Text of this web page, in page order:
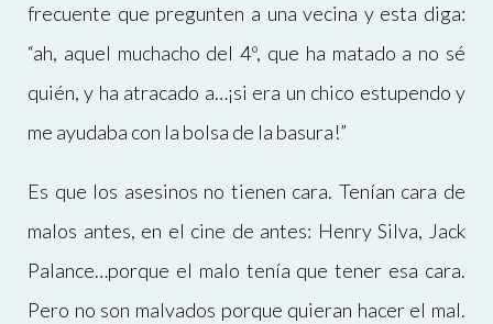
frecuente que pregunten a una vecina y esta diga:
“ah, aquel muchacho del 4º, que ha matado a no sé
quién, y ha atracado a…¡si era un chico estupendo y
me ayudaba con la bolsa de la basura!”
Es que los asesinos no tienen cara. Tenían cara de
malos antes, en el cine de antes: Henry Silva, Jack
Palance…porque el malo tenía que tener esa cara.
Pero no son malvados porque quieran hacer el mal.